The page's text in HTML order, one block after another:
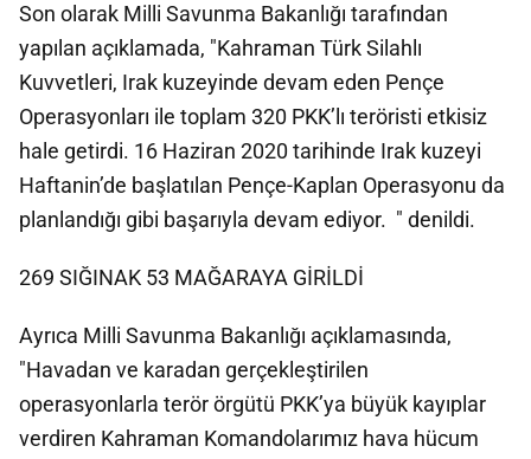
Son olarak Milli Savunma Bakanlığı tarafından
yapılan açıklamada, "Kahraman Türk Silahlı
Kuvvetleri, Irak kuzeyinde devam eden Pençe
Operasyonları ile toplam 320 PKK’lı teröristi etkisiz
hale getirdi. 16 Haziran 2020 tarihinde Irak kuzeyi
Haftanin’de başlatılan Pençe-Kaplan Operasyonu da
planlandığı gibi başarıyla devam ediyor. " denildi.
269 SIĞINAK 53 MAĞARAYA GİRİLDİ
Ayrıca Milli Savunma Bakanlığı açıklamasında,
"Havadan ve karadan gerçekleştirilen
operasyonlarla terör örgütü PKK’ya büyük kayıplar
verdiren Kahraman Komandolarımız hava hücum